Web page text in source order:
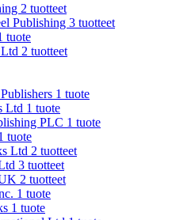
2 tuotteet
Publishing 3 tuotteet
tuote
2 tuotteet
1 tuote
Ltd 1 tuote
PLC 1 tuote
tuote
Ltd 2 tuotteet
3 tuotteet
2 tuotteet
1 tuote
1 tuote